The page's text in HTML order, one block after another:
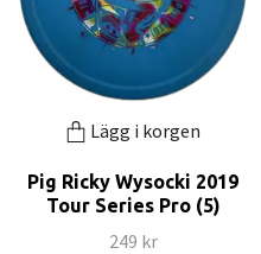
Lägg i korgen
Pig Ricky Wysocki 2019
Tour Series Pro (5)
249 kr